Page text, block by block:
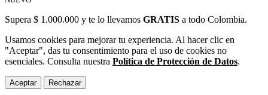
Supera $ 1.000.000 y te lo llevamos GRATIS a todo Colombia.
Usamos cookies para mejorar tu experiencia. Al hacer clic en
"Aceptar", das tu consentimiento para el uso de cookies no
esenciales. Consulta nuestra Política de Protección de Datos.
Aceptar Rechazar